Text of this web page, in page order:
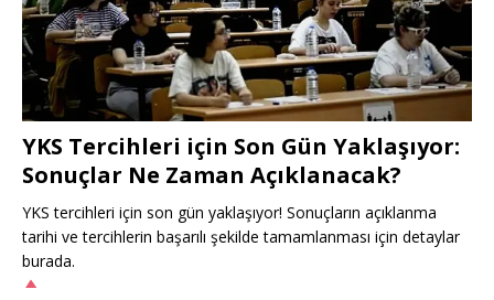
YKS Tercihleri için Son Gün Yaklaşıyor:
Sonuçlar Ne Zaman Açıklanacak?
YKS tercihleri için son gün yaklaşıyor! Sonuçların açıklanma
tarihi ve tercihlerin başarılı şekilde tamamlanması için detaylar
burada.